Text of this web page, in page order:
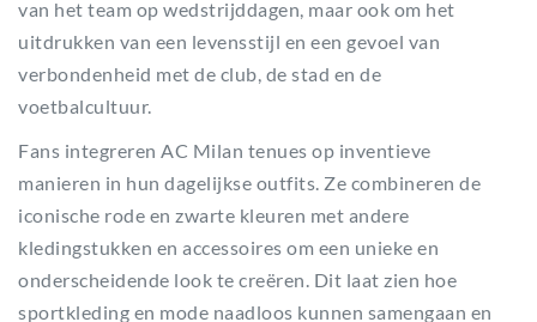
van het team op wedstrijddagen, maar ook om het
uitdrukken van een levensstijl en een gevoel van
verbondenheid met de club, de stad en de
voetbalcultuur.
Fans integreren AC Milan tenues op inventieve
manieren in hun dagelijkse outfits. Ze combineren de
iconische rode en zwarte kleuren met andere
kledingstukken en accessoires om een unieke en
onderscheidende look te creëren. Dit laat zien hoe
sportkleding en mode naadloos kunnen samengaan en